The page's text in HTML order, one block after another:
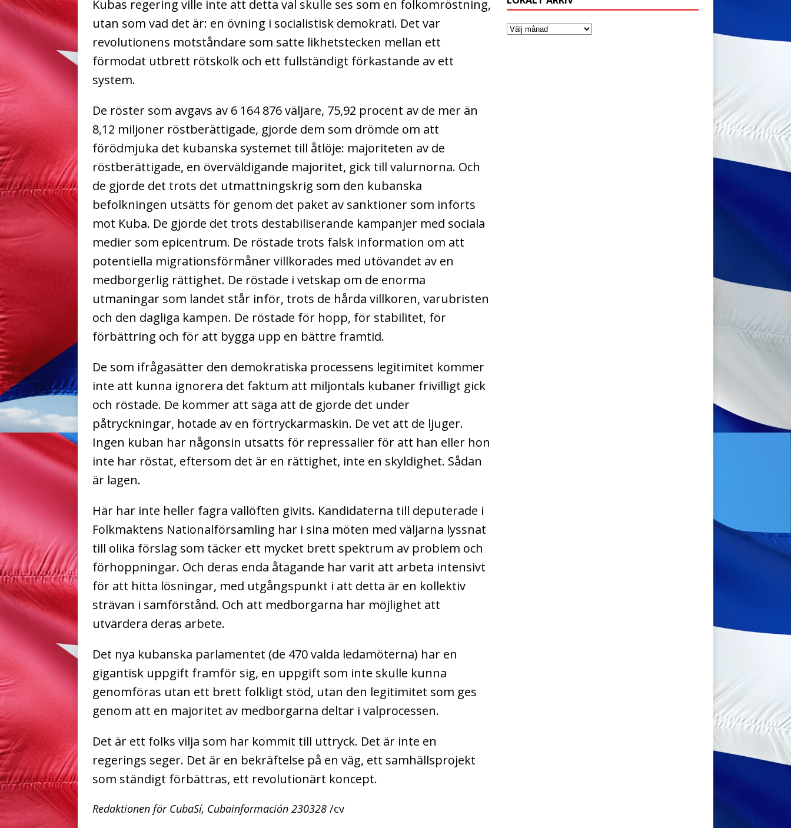
Kubas regering ville inte att detta val skulle ses som en folkomröstning,
utan som vad det är: en övning i socialistisk demokrati. Det var
revolutionens motståndare som satte likhetstecken mellan ett
förmodat utbrett rötskolk och ett fullständigt förkastande av ett
system.
De röster som avgavs av 6 164 876 väljare, 75,92 procent av de mer än
8,12 miljoner röstberättigade, gjorde dem som drömde om att
förödmjuka det kubanska systemet till åtlöje: majoriteten av de
röstberättigade, en överväldigande majoritet, gick till valurnorna. Och
de gjorde det trots det utmattningskrig som den kubanska
befolkningen utsätts för genom det paket av sanktioner som införts
mot Kuba. De gjorde det trots destabiliserande kampanjer med sociala
medier som epicentrum. De röstade trots falsk information om att
potentiella migrationsförmåner villkorades med utövandet av en
medborgerlig rättighet. De röstade i vetskap om de enorma
utmaningar som landet står inför, trots de hårda villkoren, varubristen
och den dagliga kampen. De röstade för hopp, för stabilitet, för
förbättring och för att bygga upp en bättre framtid.
De som ifrågasätter den demokratiska processens legitimitet kommer
inte att kunna ignorera det faktum att miljontals kubaner frivilligt gick
och röstade. De kommer att säga att de gjorde det under
påtryckningar, hotade av en förtryckarmaskin. De vet att de ljuger.
Ingen kuban har någonsin utsatts för repressalier för att han eller hon
inte har röstat, eftersom det är en rättighet, inte en skyldighet. Sådan
är lagen.
Här har inte heller fagra vallöften givits. Kandidaterna till deputerade i
Folkmaktens Nationalförsamling har i sina möten med väljarna lyssnat
till olika förslag som täcker ett mycket brett spektrum av problem och
förhoppningar. Och deras enda åtagande har varit att arbeta intensivt
för att hitta lösningar, med utgångspunkt i att detta är en kollektiv
strävan i samförstånd. Och att medborgarna har möjlighet att
utvärdera deras arbete.
Det nya kubanska parlamentet (de 470 valda ledamöterna) har en
gigantisk uppgift framför sig, en uppgift som inte skulle kunna
genomföras utan ett brett folkligt stöd, utan den legitimitet som ges
genom att en majoritet av medborgarna deltar i valprocessen.
Det är ett folks vilja som har kommit till uttryck. Det är inte en
regerings seger. Det är en bekräftelse på en väg, ett samhällsprojekt
som ständigt förbättras, ett revolutionärt koncept.
Redaktionen för CubaSí, Cubainformación 230328 /cv